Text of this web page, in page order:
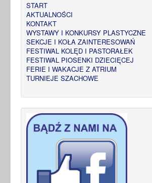
START
AKTUALNOŚCI
KONTAKT
WYSTAWY I KONKURSY PLASTYCZNE
SEKCJE I KOŁA ZAINTERESOWAŃ
FESTIWAL KOLĘD I PASTORAŁEK
FESTIWAL PIOSENKI DZIECIĘCEJ
FERIE I WAKACJE Z ATRIUM
TURNIEJE SZACHOWE